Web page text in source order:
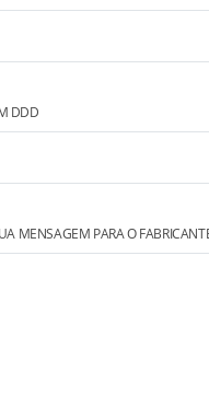
DDD
MENSAGEM PARA O